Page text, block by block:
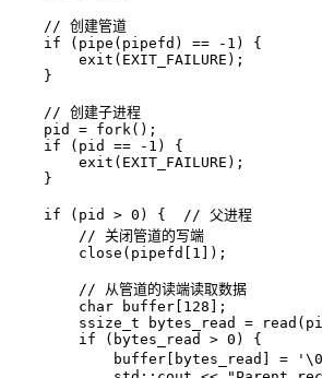
    // 创建管道
    if (pipe(pipefd) == -1) {
        exit(EXIT_FAILURE);
    }
    // 创建子进程
    pid = fork();
    if (pid == -1) {
        exit(EXIT_FAILURE);
    }
    if (pid > 0) {  // 父进程
        // 关闭管道的写端
        close(pipefd[1]);
        // 从管道的读端读取数据
        char buffer[128];
ssize_t bytes_read =
        if (bytes_read > 0) {
buffer[bytes_read] =